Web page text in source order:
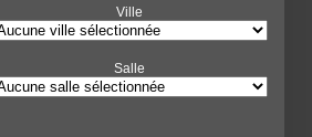
Ville
Salle